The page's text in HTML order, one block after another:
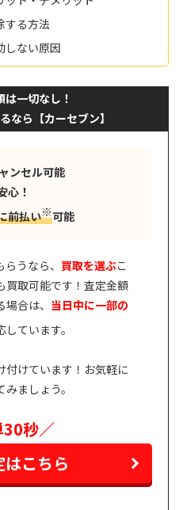
する方法
しない原因
一切なし！
なら【カーセブン】
ンセル可能
心！
前払い※可能
うなら、 買取を選ぶこ
買取可能です！査定金額
合は、 当日中に一部の
しています。
付けています！お気軽に
ましょう。
秒／
こちら